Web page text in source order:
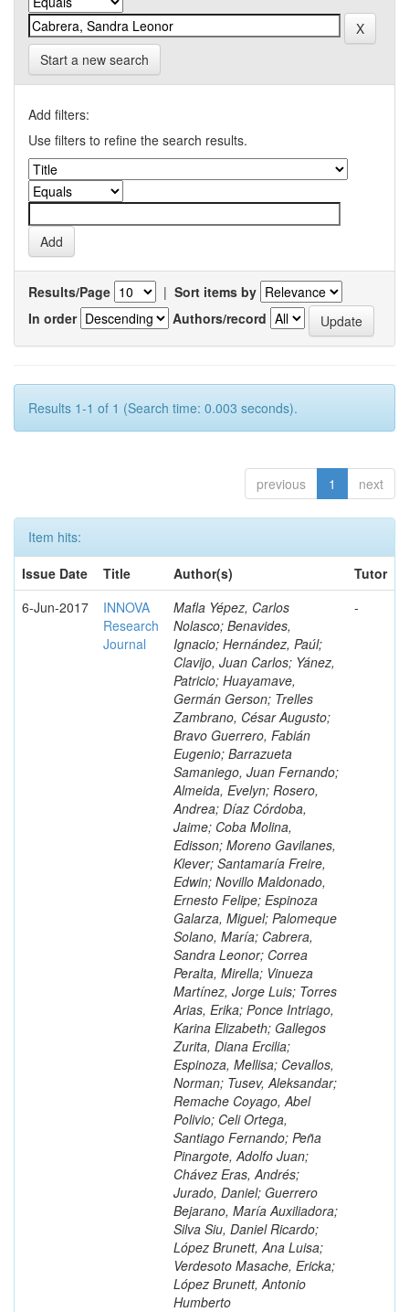
Start a new search
Add filters:
Use filters to refine the search results.
Results/Page | Sort items by
In order
Authors/record
Results 1-1 of 1 (Search time: 0.003 seconds).
previous 1 next
Item hits:
Issue Date
Title Author(s)
Tutor
6-Jun-2017
INNOVA
Research
Journal
Mafla Yépez, Carlos
Nolasco; Benavides,
Ignacio; Hernández, Paúl;
Clavijo, Juan Carlos; Yánez,
Patricio; Huayamave,
Germán Gerson; Trelles
Zambrano, César Augusto;
Bravo Guerrero, Fabián
Eugenio; Barrazueta
Samaniego, Juan Fernando;
Almeida, Evelyn; Rosero,
Andrea; Díaz Córdoba,
Jaime; Coba Molina,
Edisson; Moreno Gavilanes,
Klever; Santamaría Freire,
Edwin; Novillo Maldonado,
Ernesto Felipe; Espinoza
Galarza, Miguel; Palomeque
Solano, María; Cabrera,
Sandra Leonor; Correa
Peralta, Mirella; Vinueza
Martínez, Jorge Luis; Torres
Arias, Erika; Ponce Intriago,
Karina Elizabeth; Gallegos
Zurita, Diana Ercilia;
Espinoza, Mellisa; Cevallos,
Norman; Tusev, Aleksandar;
Remache Coyago, Abel
Polivio; Celi Ortega,
Santiago Fernando; Peña
Pinargote, Adolfo Juan;
Chávez Eras, Andrés;
Jurado, Daniel; Guerrero
Bejarano, María Auxiliadora;
Silva Siu, Daniel Ricardo;
López Brunett, Ana Luisa;
Verdesoto Masache, Ericka;
López Brunett, Antonio
Humberto
-